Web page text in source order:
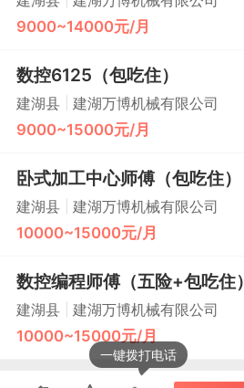
9000~14000元/月
数控6125（包吃住）
建湖县 建湖万博机械有限公司
9000~15000元/月
卧式加工中心师傅（包吃住）
建湖县
建湖万博机械有限公司
10000~15000元/月
数控编程师傅（五险+包吃住）
建湖县
建湖万博机械有限公司
10000~15000元/月
一键拨打电话